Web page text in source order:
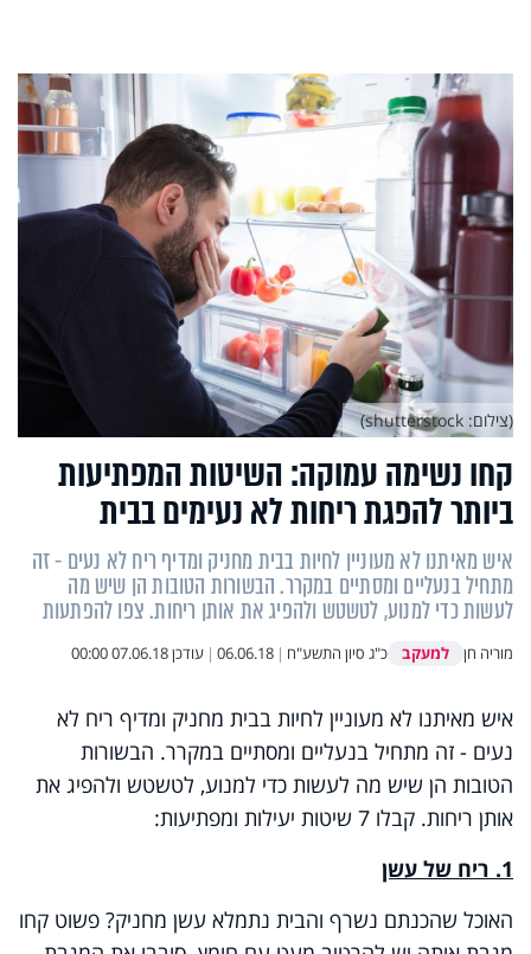
קחו נשימה עמוקה: השיטות המפתיעות
ביותר להפגת ריחות לא נעימים בבית
איש מאיתנו לא מעוניין לחיות בבית מחניק ומדיף ריח לא נעים - זה
מתחיל בנעליים ומסתיים במקרר. הבשורות הטובות הן שיש מה
לעשות כדי למנוע, לטשטש ולהפיג את אותן ריחות. צפו להפתעות
מוריה חן למעקב כ"ג סיון התשע"ח |
06.06.18
| עודכן07.06.18 00:00
(צילום: shutterstock)
איש מאיתנו לא מעוניין לחיות בבית מחניק ומדיף ריח לא
נעים - זה מתחיל בנעליים ומסתיים במקרר. הבשורות
הטובות הן שיש מה לעשות כדי למנוע, לטשטש ולהפיג את
אותן ריחות. קבלו 7 שיטות יעילות ומפתיעות:
1. ריח של עשן
האוכל שהכנתם נשרף והבית נתמלא עשן מחניק? פשוט קחו